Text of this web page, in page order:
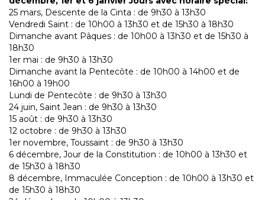
25 mars, Descente de la Cinta : de 9h30 à 13h30
Vendredi Saint : de 10h00 à 13h30 et de 15h30 à 18h30
Dimanche avant Pâques : de 10h00 à 13h30 et de 15h30 à
18h30
1er mai : de 9h30 à 13h30
Dimanche avant la Pentecôte : de 10h00 à 14h00 et de
16h00 à 19h00
Lundi de Pentecôte : de 9h30 à 13h30
24 juin, Saint Jean : de 9h30 à 13h30
15 août : de 9h30 à 13h30
12 octobre : de 9h30 à 13h30
1er novembre, Toussaint : de 9h30 à 13h30
6 décembre, Jour de la Constitution : de 10h00 à 13h30 et
de 15h30 à 18h30
8 décembre, Immaculée Conception : de 10h00 à 13h30 et
de 15h30 à 18h30